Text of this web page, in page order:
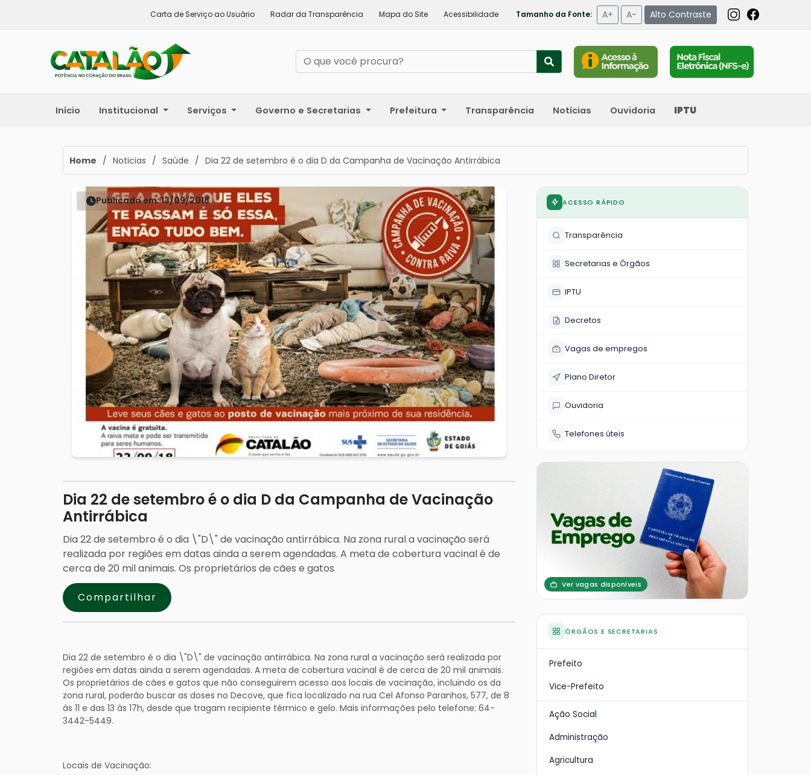
Carta de Serviço ao Usuário Radar da Transparência Mapa do Site Acessibilidade Tamanho da Fonte: A+ A- Alto Contraste
Início Institucional Serviços Governo e Secretarias Prefeitura Transparência Notícias Ouvidoria IPTU
Home / Noticias / Saúde / Dia 22 de setembro é o dia D da Campanha de Vacinação Antirrábica
Publicado em: 13/09/2018
Dia 22 de setembro é o dia D da Campanha de Vacinação
Antirrábica
Dia 22 de setembro é o dia \"D\" de vacinação antirrábica. Na zona rural a vacinação será
realizada por regiões em datas ainda a serem agendadas. A meta de cobertura vacinal é de
cerca de 20 mil animais. Os proprietários de cães e gatos
Compartilhar
Dia 22 de setembro é o dia \"D\" de vacinação antirrábica. Na zona rural a vacinação será realizada por
regiões em datas ainda a serem agendadas. A meta de cobertura vacinal é de cerca de 20 mil animais.
Os proprietários de cães e gatos que não conseguirem acesso aos locais de vacinação, incluindo os da
zona rural, poderão buscar as doses no Decove, que fica localizado na rua Cel Afonso Paranhos, 577, de 8
às 11 e das 13 às 17h, desde que tragam recipiente térmico e gelo. Mais informações pelo telefone: 64-
3442-5449.
Locais de Vacinação:
ACESSO RÁPIDO
Transparência
Secretarias e Órgãos
IPTU
Decretos
Vagas de empregos
Plano Diretor
Ouvidoria
Telefones úteis
Ver vagas disponíveis
ÓRGÃOS E SECRETARIAS
Prefeito
Vice-Prefeito
Ação Social
Administração
Agricultura